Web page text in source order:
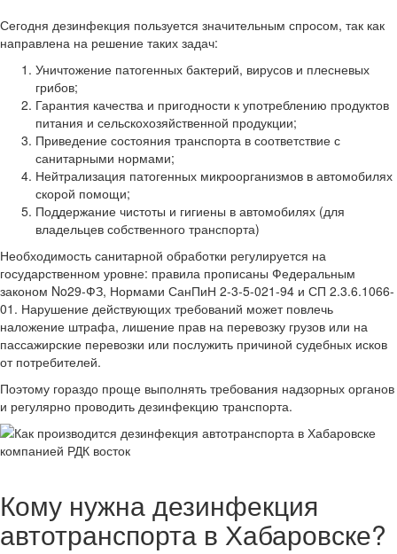
Сегодня дезинфекция пользуется значительным спросом, так как
направлена на решение таких задач:
Уничтожение патогенных бактерий, вирусов и плесневых
грибов;
Гарантия качества и пригодности к употреблению продуктов
питания и сельскохозяйственной продукции;
Приведение состояния транспорта в соответствие с
санитарными нормами;
Нейтрализация патогенных микроорганизмов в автомобилях
скорой помощи;
Поддержание чистоты и гигиены в автомобилях (для
владельцев собственного транспорта)
Необходимость санитарной обработки регулируется на
государственном уровне: правила прописаны Федеральным
законом No29-ФЗ, Нормами СанПиН 2-3-5-021-94 и СП 2.3.6.1066-
01. Нарушение действующих требований может повлечь
наложение штрафа, лишение прав на перевозку грузов или на
пассажирские перевозки или послужить причиной судебных исков
от потребителей.
Поэтому гораздо проще выполнять требования надзорных органов
и регулярно проводить дезинфекцию транспорта.
Кому нужна дезинфекция
автотранспорта в Хабаровске?